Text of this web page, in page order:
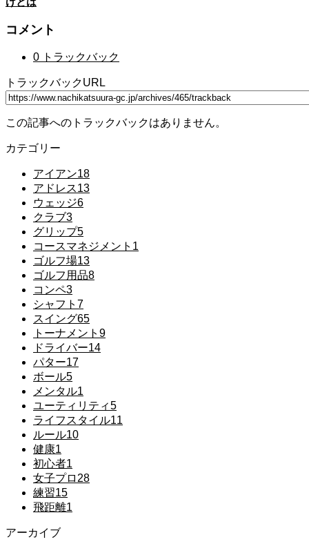
コメント
0 トラックバック
トラックバックURL
この記事へのトラックバックはありません。
カテゴリー
アイアン18
アドレス13
ウェッジ6
クラブ3
グリップ5
コースマネジメント 1
ゴルフ場13
ゴルフ用品8
コンペ3
シャフト 7
スイング65
トーナメント 9
ドライバー14
パター17
ボール5
メンタル1
ユーティリティ5
ライフスタイル11
ルール10
健康1
初心者1
女子プロ 28
練習15
飛距離1
アーカイブ